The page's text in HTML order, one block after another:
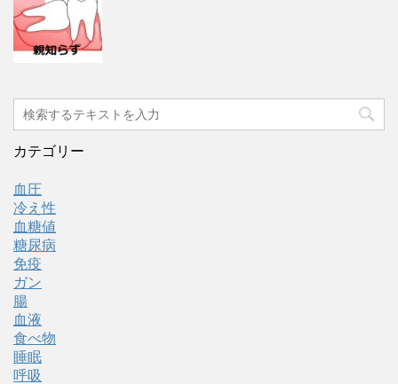
カテゴリー
血圧
冷え性
血糖値
糖尿病
免疫
ガン
腸
血液
食べ物
睡眠
呼吸